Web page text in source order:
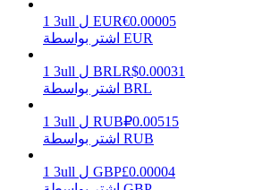
استراتيجيات التداول
تعلم كيفية البقاء مربحة
1 3ull ل EUR€0.00005
اشتر بواسطة EUR
1 3ull ل BRLR$0.00031
اشتر بواسطة BRL
1 3ull ل RUB₽0.00515
اشتر بواسطة RUB
1 3ull ل GBP£0.00004